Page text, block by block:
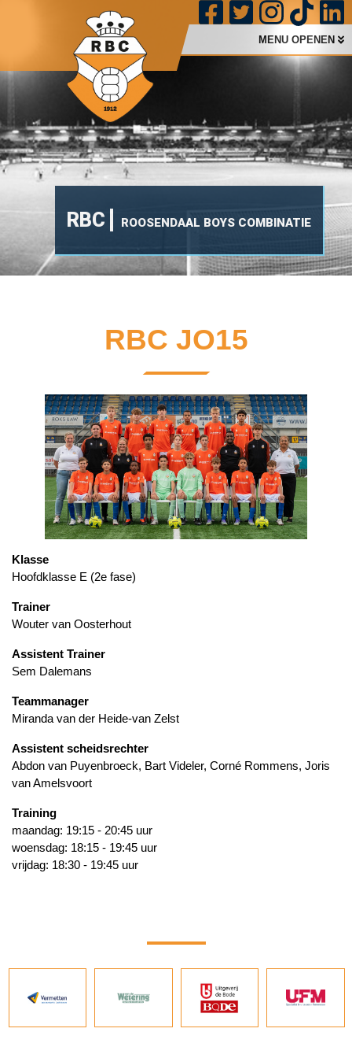
RBC ROOSENDAAL BOYS COMBINATIE
MENU OPENEN
RBC JO15
Klasse
Hoofdklasse E (2e fase)
Trainer
Wouter van Oosterhout
Assistent Trainer
Sem Dalemans
Teammanager
Miranda van der Heide-van Zelst
Assistent scheidsrechter
Abdon van Puyenbroeck, Bart Videler, Corné Rommens, Joris
van Amelsvoort
Training
maandag: 19:15 - 20:45 uur
woensdag: 18:15 - 19:45 uur
vrijdag: 18:30 - 19:45 uur